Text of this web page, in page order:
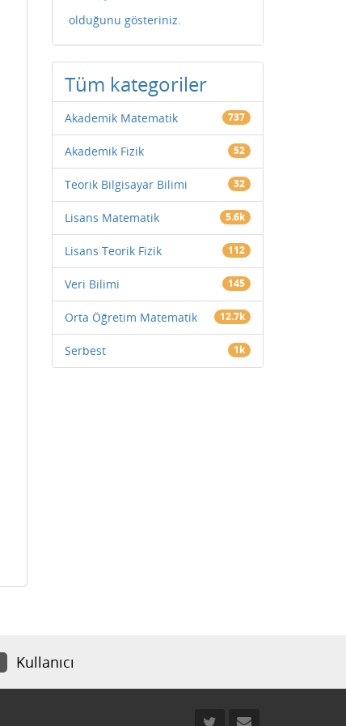
olduğunu gösteriniz.
Tüm kategoriler
Akademik Matematik 737
Akademik Fizik 52
Teorik Bilgisayar Bilimi 32
Lisans Matematik 5.6k
Lisans Teorik Fizik 112
Veri Bilimi 145
Orta Öğretim Matematik 12.7k
Serbest 1k
Kullanıcı